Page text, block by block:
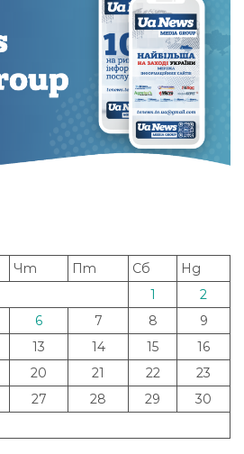
Чт Пт Сб
Нд
1
2
6 7 8
9
13 14 15
16
20 21 22
23
27 28 29
30